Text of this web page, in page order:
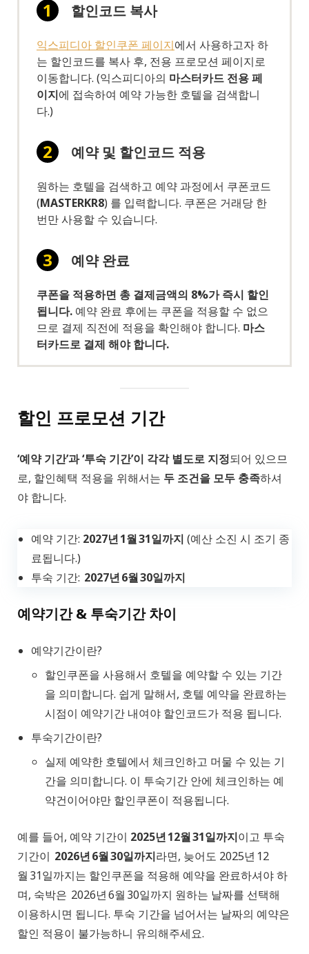
할인코드 복사
익스피디아 할인쿠폰 페이지에서 사용하고자 하
는 할인코드를 복사 후, 전용 프로모션 페이지로
이동합니다. (익스피디아의 마스터카드 전용 페
이지에 접속하여 예약 가능한 호텔을 검색합니
다.)
예약 및 할인코드 적용
원하는 호텔을 검색하고 예약 과정에서 쿠폰코드
(MASTERKR8) 를 입력합니다. 쿠폰은 거래당 한
번만 사용할 수 있습니다.
예약 완료
쿠폰을 적용하면 총 결제금액의 8%가 즉시 할인
됩니다. 예약 완료 후에는 쿠폰을 적용할 수 없으
므로 결제 직전에 적용을 확인해야 합니다. 마스
터카드로 결제 해야 합니다.
할인 프로모션 기간
‘예약 기간’과 ‘투숙 기간’이 각각 별도로 지정되어 있으므
로, 할인혜택 적용을 위해서는 두 조건을 모두 충족하셔
야 합니다.
예약 기간: 2027년 1월 31일까지 (예산 소진 시 조기 종
료됩니다.)
투숙 기간: 2027년 6월 30일까지
예약기간 & 투숙기간 차이
예약기간이란?
할인쿠폰을 사용해서 호텔을 예약할 수 있는 기간
을 의미합니다. 쉽게 말해서, 호텔 예약을 완료하는
시점이 예약기간 내여야 할인코드가 적용 됩니다.
투숙기간이란?
실제 예약한 호텔에서 체크인하고 머물 수 있는 기
간을 의미합니다. 이 투숙기간 안에 체크인하는 예
약건이어야만 할인쿠폰이 적용됩니다.
예를 들어, 예약 기간이 2025년 12월 31일까지이고 투숙
기간이 2026년 6월 30일까지라면, 늦어도 2025년 12
월 31일까지는 할인쿠폰을 적용해 예약을 완료하셔야 하
며, 숙박은 2026년 6월 30일까지 원하는 날짜를 선택해
이용하시면 됩니다. 투숙 기간을 넘어서는 날짜의 예약은
할인 적용이 불가능하니 유의해주세요.